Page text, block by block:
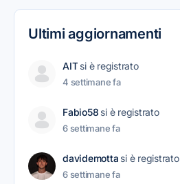
Ultimi aggiornamenti
AIT si è registrato
4 settimane fa
Fabio58 si è registrato
6 settimane fa
davidemotta si è registrato
6 settimane fa